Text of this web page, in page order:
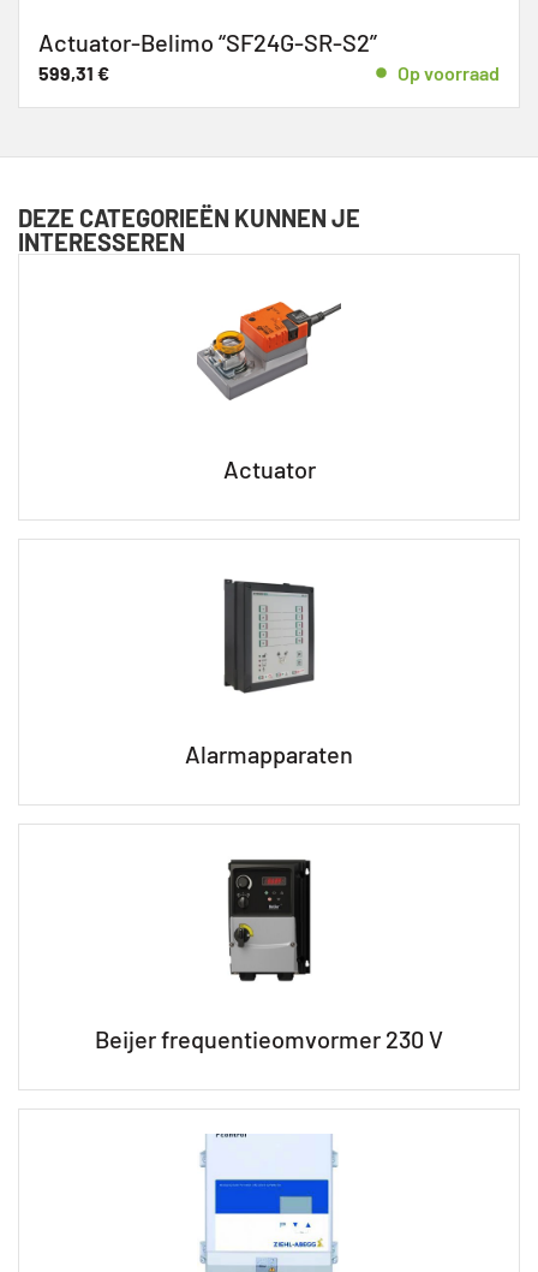
Actuator-Belimo “SF24G-SR-S2”
599,31 € Op voorraad
DEZE CATEGORIEËN KUNNEN JE
INTERESSEREN
Actuator
Alarmapparaten
Beijer frequentieomvormer 230 V